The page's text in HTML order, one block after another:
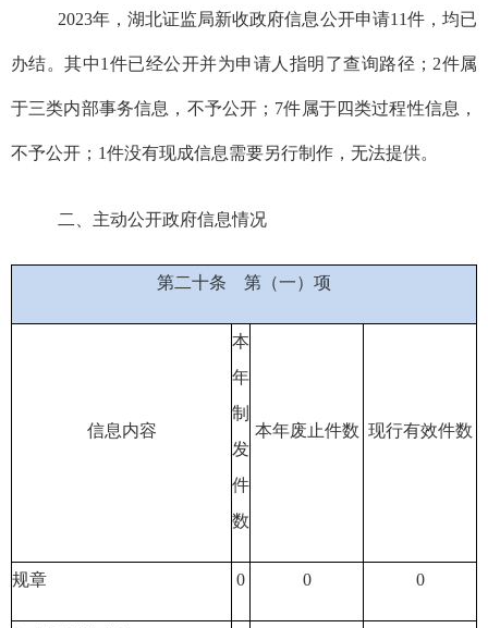
2023年， 湖北证监局新收政府信息公开申请11件，均已
办结。其中1件已经公开并为申请人指明了查询路径；2件属
于三类内部事务信息 ，不予公开； 7件属于四类过程性信息 ，
不予公开； 1件没有现成信息需要另行制作，无法提供。
二、主动公开政府信息情况
第二十条 第（一）项
信息内容
本
年
制
发
件
数
本年废止件数 现行有效件数
规章 0 0 0